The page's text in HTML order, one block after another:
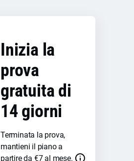
Inizia la
prova
gratuita di
14 giorni
Terminata la prova,
mantieni il piano a
partire da €7al mese.